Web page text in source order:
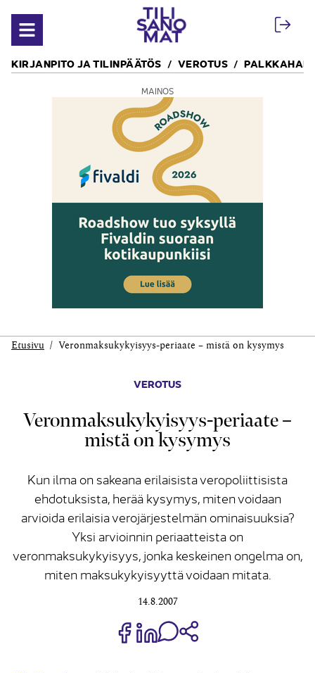
Avaa valikko
KIRJANPITO JA TILINPÄÄTÖS VEROTUS
MAINOS
Etusivu Veronmaksukykyisyys-periaate – mistä on kysymys
VEROTUS
Veronmaksukykyisyys-periaate –
mistä on kysymys
Kun ilma on sakeana erilaisista veropoliittisista
ehdotuksista, herää kysymys, miten voidaan
arvioida erilaisia verojärjestelmän ominaisuuksia?
Yksi arvioinnin periaatteista on
veronmaksukykyisyys, jonka keskeinen ongelma on,
miten maksukykyisyyttä voidaan mitata.
14.8.2007
Jaa Share on Facebook
Jaa Share on LinkedIn
Jaa WhatsApp-viestinä